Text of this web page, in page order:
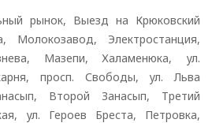
рынок, Выезд на Крюковский
Молокозавод, Электростанция,
Мазепи, Халаменюка, ул.
просп. Свободы, ул. Льва
Второй Занасып, Третий
ул. Героев Бреста, Петровка,